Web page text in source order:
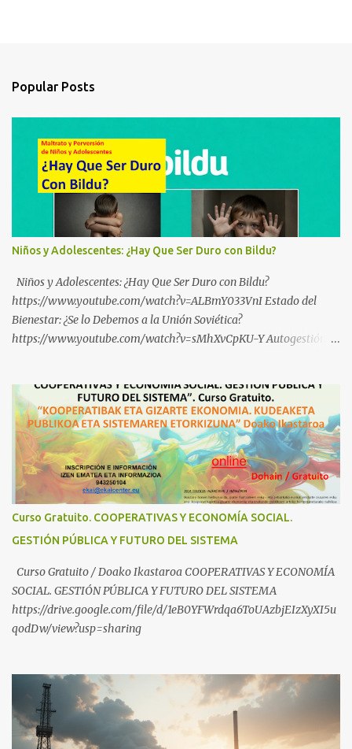
Popular Posts
Niños y Adolescentes: ¿Hay Que Ser Duro con Bildu?
Niños y Adolescentes: ¿Hay Que Ser Duro con Bildu?
https://www.youtube.com/watch?v=ALBmY033VnI Estado del
Bienestar: ¿Se lo Debemos a la Unión Soviética?
https://www.youtube.com/watch?v=sMhXvCpKU-Y Autogestión
Industrial https://www.youtube.com/shorts/dGKjgqEvRHk
¿Conoces los nuevos canales de BABESTU? Si quieres hacer algo, o
compartir ideas, para proteger a los niños y adolescentes vascos
frente a abusos y manipulaciones: BABESTUren kanal berriak
ezagutzen dituzu? Euskal haurrak eta nerabeak abusu eta
manipulazioetatik babesteko zerbait egin nahi baduzu, edo ideiak
partekatu nahi badituzu: Telegram :
https://whatsapp.com/channel/0029VbBW56k0LKZJWzQyoE1T
SÍGUENOS EN YOUTUBE: https://www.youtube.com/@ekaicenter?
sub_confirmation=1
Curso Gratuito. COOPERATIVAS Y ECONOMÍA SOCIAL.
GESTIÓN PÚBLICA Y FUTURO DEL SISTEMA
Curso Gratuito / Doako Ikastaroa COOPERATIVAS Y ECONOMÍA
SOCIAL. GESTIÓN PÚBLICA Y FUTURO DEL SISTEMA
https://drive.google.com/file/d/1eB0YFWrdqa6ToUAzbjEIzXyXI5u
qodDw/view?usp=sharing